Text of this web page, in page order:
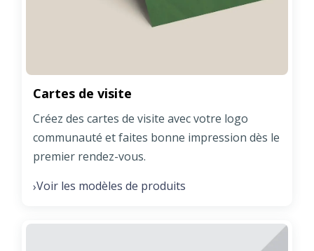
Cartes de visite
Créez des cartes de visite avec votre logo
communauté et faites bonne impression dès le
premier rendez-vous.
›Voir les modèles de produits